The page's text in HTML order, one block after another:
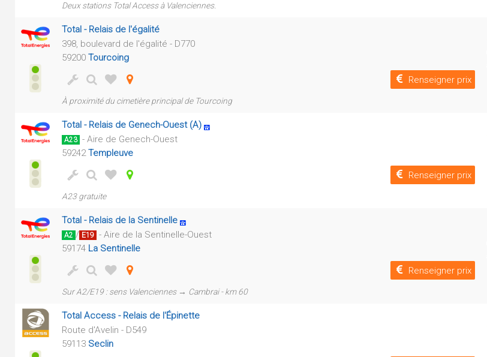
Deux stations Total Access à Valenciennes.
Total - Relais de l'égalité
398, boulevard de l'égalité - D770
59200 Tourcoing
Renseigner prix
À proximité du cimetière principal de Tourcoing
Total - Relais de Genech-Ouest (A)
A23 - Aire de Genech-Ouest
59242Templeuve
Renseigner prix
A23 gratuite
Total - Relais de la Sentinelle
A2 / E19 - Aire de la Sentinelle-Ouest
59174 La Sentinelle
Renseigner prix
Sur A2/E19 : sens Valenciennes → Cambrai - km 60
Total Access - Relais de l'Épinette
Route d'Avelin - D549
59113 Seclin